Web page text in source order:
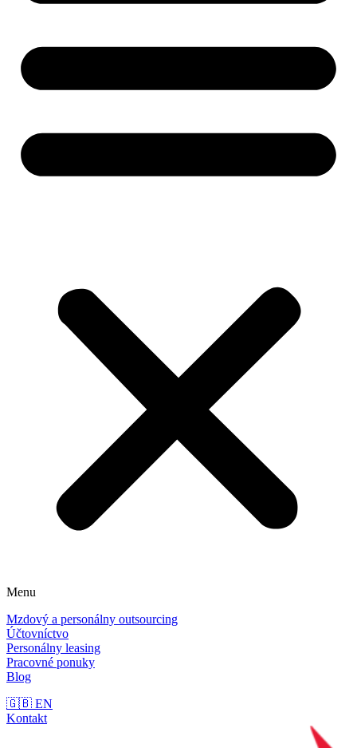
Menu
Mzdový a personálny outsourcing
Účtovníctvo
Personálny leasing
Pracovné ponuky
Blog
🇬🇧 EN
Kontakt